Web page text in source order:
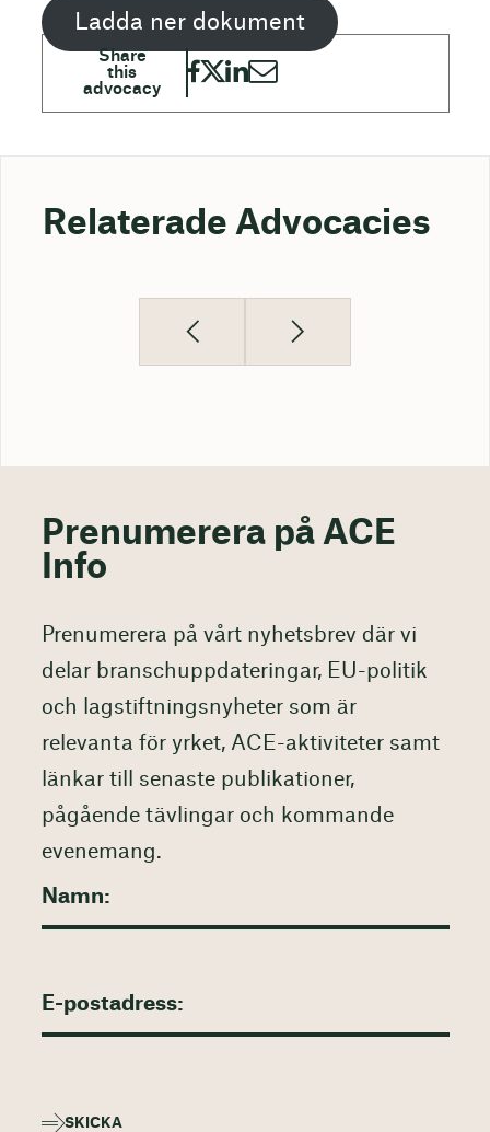
Ladda ner dokument
Relaterade Advocacies
Prenumerera på ACE
Info
Prenumerera på vårt nyhetsbrev där vi
delar branschuppdateringar, EU-politik
och lagstiftningsnyheter som är
relevanta för yrket, ACE-aktiviteter samt
länkar till senaste publikationer,
pågående tävlingar och kommande
evenemang.
SKICKA